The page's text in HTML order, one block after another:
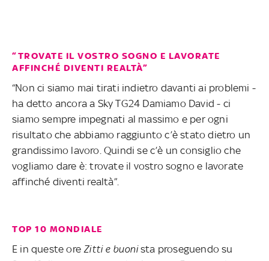
“TROVATE IL VOSTRO SOGNO E LAVORATE
AFFINCHÉ DIVENTI REALTÀ”
“Non ci siamo mai tirati indietro davanti ai problemi -
ha detto ancora a Sky TG24 Damiamo David - ci
siamo sempre impegnati al massimo e per ogni
risultato che abbiamo raggiunto c’è stato dietro un
grandissimo lavoro. Quindi se c’è un consiglio che
vogliamo dare è: trovate il vostro sogno e lavorate
affinché diventi realtà”.
TOP 10 MONDIALE
E in queste ore Zitti e buonista proseguendo su